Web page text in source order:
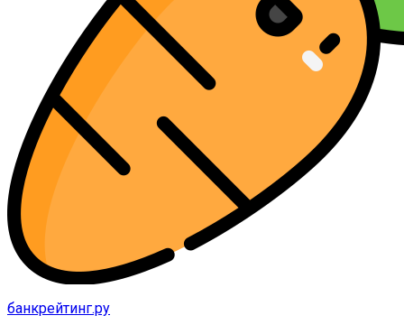
банкрейтинг.ру